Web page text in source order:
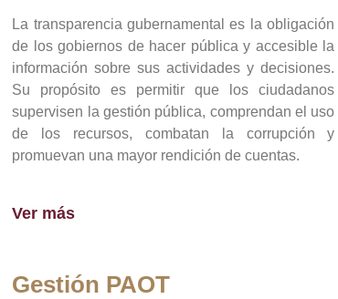
La transparencia gubernamental es la obligación
de los gobiernos de hacer pública y accesible la
información sobre sus actividades y decisiones.
Su propósito es permitir que los ciudadanos
supervisen la gestión pública, comprendan el uso
de los recursos, combatan la corrupción y
promuevan una mayor rendición de cuentas.
Ver más
Gestión PAOT